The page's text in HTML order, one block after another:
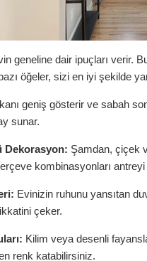
geneline dair ipuçları verir.
öğeler, sizi en iyi şekilde
geniş gösterir ve sabah
sunar.
Dekorasyon: Şamdan, çiçek
kombinasyonları
Evinizin ruhunu yansıtan
çeker.
Kilim veya desenli
renk katabilirsiniz.